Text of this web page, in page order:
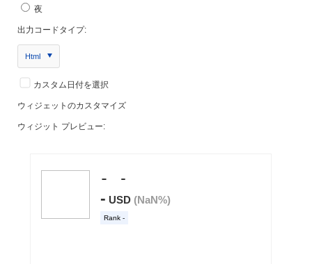
夜
出力コードタイプ:
Html
カスタム日付を選択
ウィジェットのカスタマイズ
ウィジット プレビュー: